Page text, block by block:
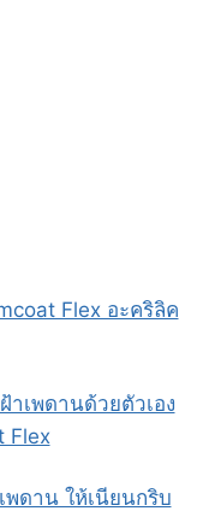
Flex อะคริลิค
าเพดานด้วยตัวเอง
Flex
พดาน ให้เนียนกริบ